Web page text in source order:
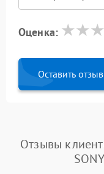
Оценка:
Оставить
Отзывы